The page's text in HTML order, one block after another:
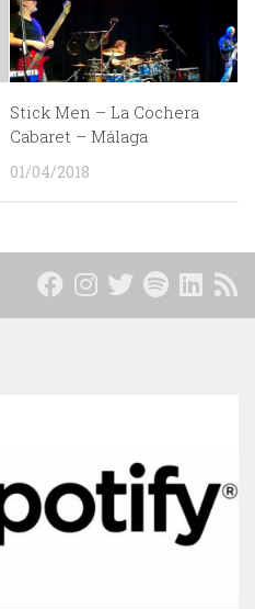
Stick Men – La Cochera
Cabaret – Málaga
01/04/2018